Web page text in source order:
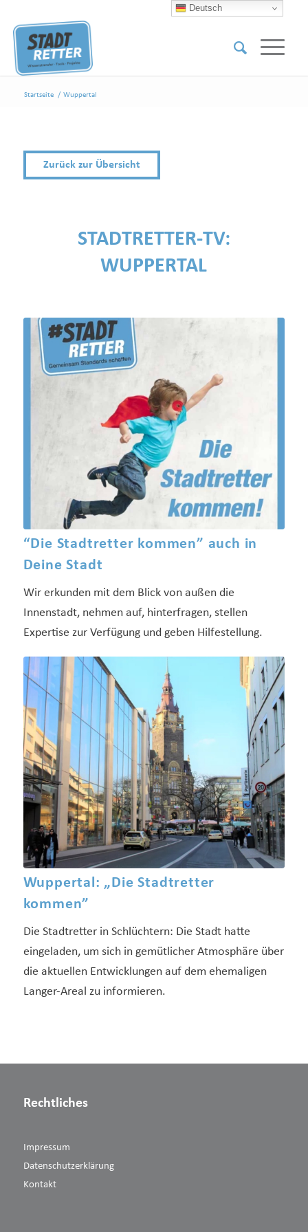
Startseite / Wuppertal
Zurück zur Übersicht
STADTRETTER-TV:
WUPPERTAL
“Die Stadtretter kommen” auch in
Deine Stadt
Wir erkunden mit dem Blick von außen die
Innenstadt, nehmen auf, hinterfragen, stellen
Expertise zur Verfügung und geben Hilfestellung.
Wuppertal: „Die Stadtretter
kommen”
Die Stadtretter in Schlüchtern: Die Stadt hatte
eingeladen, um sich in gemütlicher Atmosphäre über
die aktuellen Entwicklungen auf dem ehemaligen
Langer-Areal zu informieren.
Rechtliches
Impressum
Datenschutzerklärung
Kontakt
Deutsch